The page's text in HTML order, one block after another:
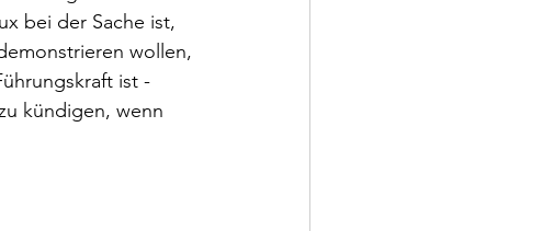
bei der Sache ist,
wollen,
ist -
kündigen, wenn